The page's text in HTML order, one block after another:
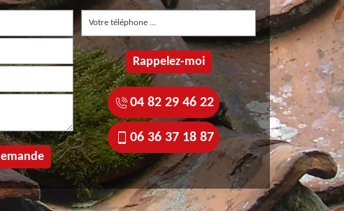
04 82 29 46 22
06 36 37 18 87